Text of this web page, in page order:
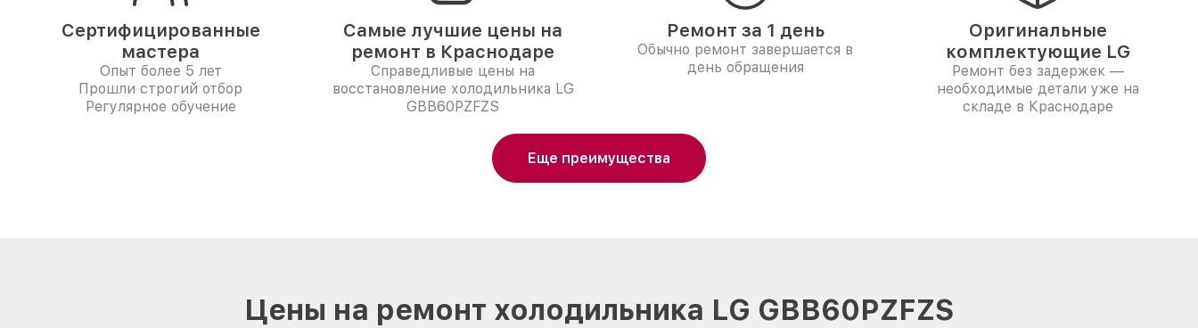
Сертифицированные
мастера
Опыт более 5 лет
Прошли строгий отбор
Регулярное обучение
Самые лучшие цены на
ремонт в Краснодаре
Справедливые цены на
восстановление холодильника LG
GBB60PZFZS
Ремонт за 1 день
Обычно ремонт завершается в
день обращения
Оригинальные
комплектующие LG
Ремонт без задержек —
необходимые детали уже на
складе в Краснодаре
Еще преимущества
Цены на ремонт холодильника LG GBB60PZFZS